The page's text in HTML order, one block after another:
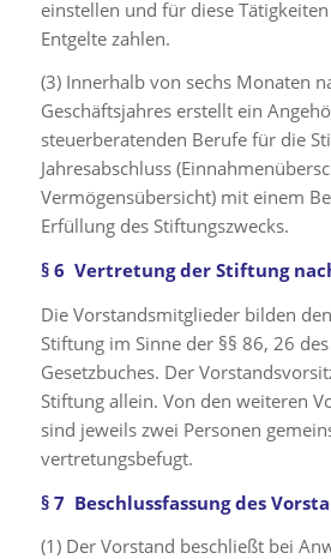
einstellen und für diese
Entgelte zahlen.
(3) Innerhalb von sechs Monaten
Geschäftsjahres erstellt ein
steuerberatenden Berufe für die
Jahresabschluss
Vermögensübersicht) mit einem
Erfüllung des Stiftungszwecks.
§ 6 Vertretung der Stiftung
Die Vorstandsmitglieder bilden
Stiftung im Sinne der §§ 86, 26
Gesetzbuches. Der
Stiftung allein. Von den weiteren
sind jeweils zwei Personen
vertretungsbefugt.
§ 7 Beschlussfassung des
(1) Der Vorstand beschließt bei